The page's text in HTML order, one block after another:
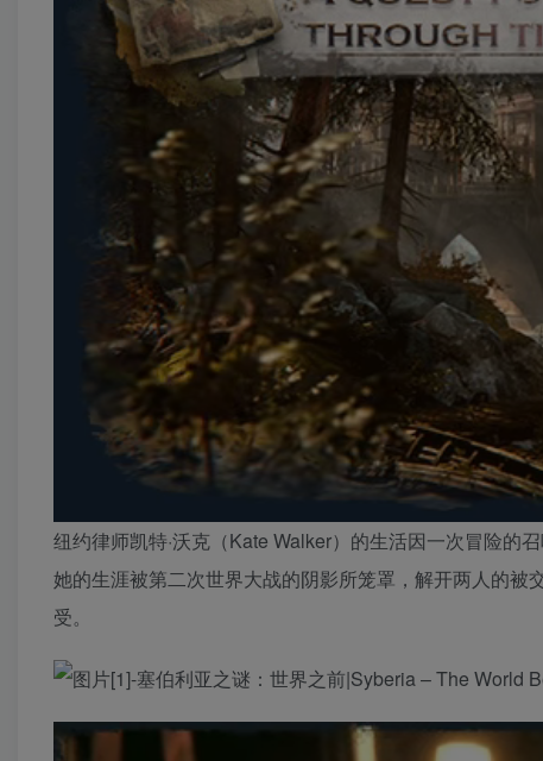
纽约律师凯特·沃克（Kate Walker）的生活因一次冒险的
她的生涯被第二次世界大战的阴影所笼罩，解开两人的
受。